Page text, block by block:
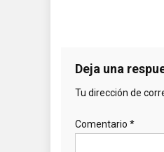
Deja una
Tu dirección de
Comentario *